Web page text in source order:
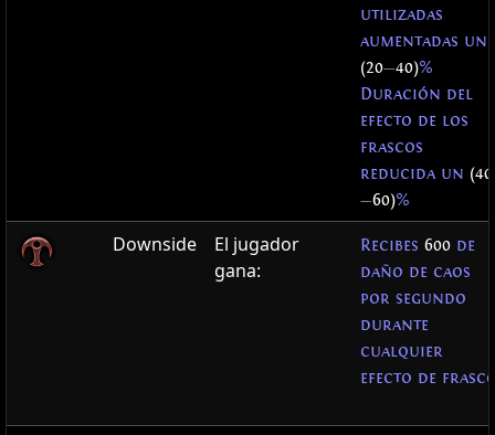
utilizadas
aumentadas un
(20—40)%
Duración del
efecto de los
frascos
reducida un (40
—60)%
Downside
El jugador
gana:
Recibes 600 de
daño de caos
por segundo
durante
cualquier
efecto de